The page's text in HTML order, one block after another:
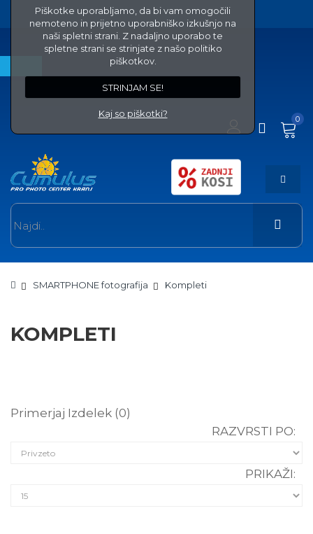
Piškotke uporabljamo, da bi vam omogočili
nemoteno in prijetno uporabniško izkušnjo na
naši spletni strani. Z nadaljno uporabo te
spletne strani se strinjate z našo politiko
piškotkov.
STRINJAM SE!
Kaj so piškotki?
0
SMARTPHONE fotografija Kompleti
KOMPLETI
Primerjaj Izdelek (0)
RAZVRSTI PO:
PRIKAŽI: